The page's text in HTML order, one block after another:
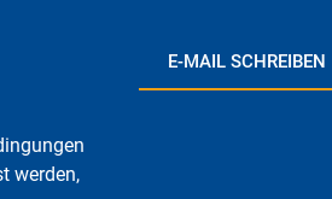
werden,
E-MAIL SCHREIBEN